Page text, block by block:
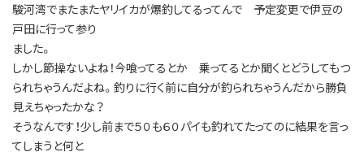
駿河湾でまたまたヤリイカが爆釣してるってんで 予定変更で伊豆の
戸田に行って参り
ました。
しかし節操ないよね！今喰ってるとか 乗ってるとか聞くとどうしてもつ
られちゃうんだよね。釣りに行く前に自分が釣られちゃうんだから勝負
見えちゃったかな？
そうなんです！少し前まで５０も６０パイも釣れてたってのに結果を言っ
てしまうと何と